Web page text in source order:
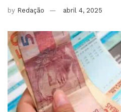
by Redação abril 4, 2025